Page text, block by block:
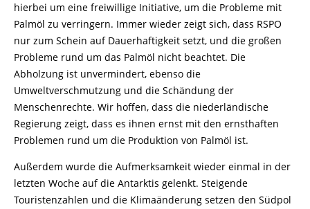
hierbei um eine freiwillige Initiative, um die Probleme mit
Palmöl zu verringern. Immer wieder zeigt sich, dass RSPO
nur zum Schein auf Dauerhaftigkeit setzt, und die großen
Probleme rund um das Palmöl nicht beachtet. Die
Abholzung ist unvermindert, ebenso die
Umweltverschmutzung und die Schändung der
Menschenrechte. Wir hoffen, dass die niederländische
Regierung zeigt, dass es ihnen ernst mit den ernsthaften
Problemen rund um die Produktion von Palmöl ist.
Außerdem wurde die Aufmerksamkeit wieder einmal in der
letzten Woche auf die Antarktis gelenkt. Steigende
Touristenzahlen und die Klimaänderung setzen den Südpol